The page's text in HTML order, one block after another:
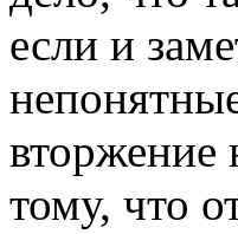
если и
вторжение
тому, что